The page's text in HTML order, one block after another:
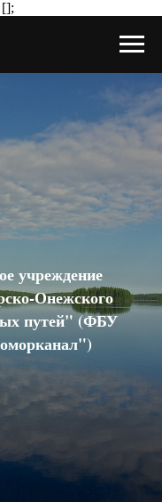
[];
учреждение
Онежского
путей" (ФБУ